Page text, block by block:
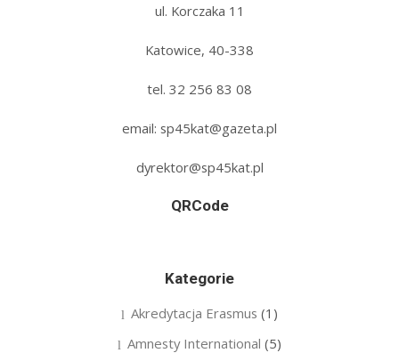
ul. Korczaka 11
Katowice, 40-338
tel. 32 256 83 08‬
email: sp45kat@gazeta.pl
dyrektor@sp45kat.pl
QRCode
Kategorie
Akredytacja Erasmus (1)
Amnesty International (5)